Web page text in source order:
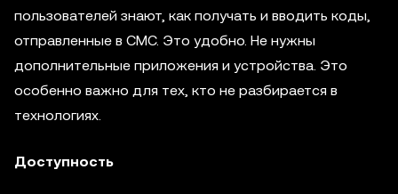
пользователей знают, как получать и вводить коды,
отправленные в СМС. Это удобно. Не нужны
дополнительные приложения и устройства. Это
особенно важно для тех, кто не разбирается в
технологиях.
Доступность